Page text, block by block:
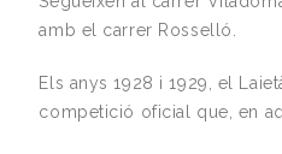
amb el carrer Rosselló.
Els anys 1928 i 1929, el
competició oficial que, en